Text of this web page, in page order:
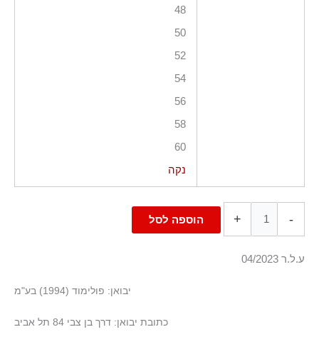
48
50
52
54
56
58
60
נקה
-
+ הוספה לסל
ע.ל.ר 04/2023
יבואן: פולימוד (1994) בע"מ
כתובת יבואן: דרך בן צבי 84 תל אביב